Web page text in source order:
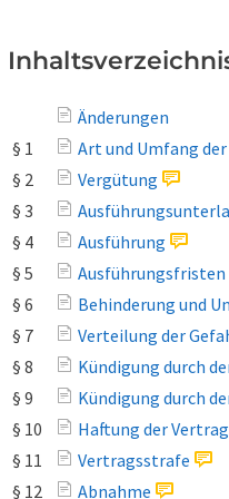
Änderungen
§ 1
Art und Umfang
§ 2
Vergütung
§ 3
§ 4
Ausführung
§ 5
Ausführungsfristen
§ 6
Behinderung und
§ 7
Verteilung der
§ 8
Kündigung durch
§ 9
Kündigung durch
§ 10
Haftung der
§ 11
Vertragsstrafe
§ 12
Abnahme